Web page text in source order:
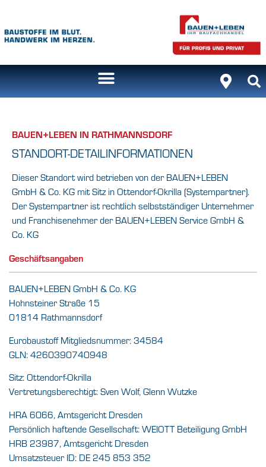
BAUEN+LEBEN IN RATHMANNSDORF
STANDORT-DETAILINFORMATIONEN
Dieser Standort wird betrieben von der BAUEN+LEBEN
GmbH & Co. KG mit Sitz in Ottendorf-Okrilla (Systempartner).
Der Systempartner ist rechtlich selbstständiger Unternehmer
und Franchisenehmer der BAUEN+LEBEN Service GmbH &
Co. KG
Geschäftsangaben
BAUEN+LEBEN GmbH & Co. KG
Hohnsteiner Straße 15
01814 Rathmannsdorf
Eurobaustoff Mitgliedsnummer: 34584
GLN: 4260390740948
Sitz: Ottendorf-Okrilla
Vertretungsberechtigt: Sven Wolf, Glenn Wutzke
HRA 6066, Amtsgericht Dresden
Persönlich haftende Gesellschaft: WEIOTT Beteiligung GmbH
HRB 23987, Amtsgericht Dresden
Umsatzsteuer ID: DE 245 853 352